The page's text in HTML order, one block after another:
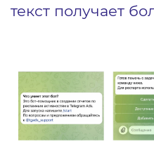
текст получает